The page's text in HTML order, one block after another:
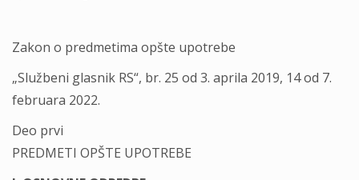
Zakon o predmetima opšte upotrebe
„Službeni glasnik RS“, br. 25 od 3. aprila 2019, 14 od 7.
februara 2022.
Deo prvi
PREDMETI OPŠTE UPOTREBE